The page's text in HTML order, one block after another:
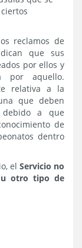
reclamos de
que sus
por ellos y
por aquello.
relativa a la
que deben
debido a que
de
dentro
el Servicio no
u otro tipo de